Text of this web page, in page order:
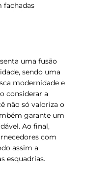
fachadas
uma fusão
sendo uma
modernidade e
considerar a
não só valoriza o
garante um
Ao final,
com
assim a
esquadrias.